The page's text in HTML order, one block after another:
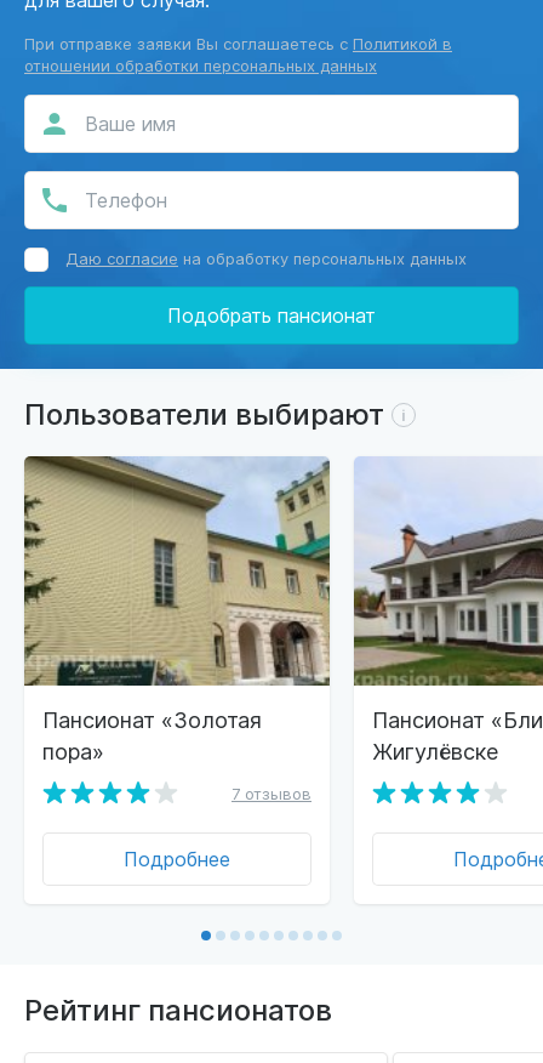
При отправке заявки Вы соглашаетесь с Политикой в
отношении обработки персональных данных
Даю согласие на обработку персональных данных
Подобрать пансионат
Пользователи выбирают i
Пансионат «Золотая
пора»
7 отзывов
Подробнее
Пансионат
Жигулёвске
Рейтинг пансионатов